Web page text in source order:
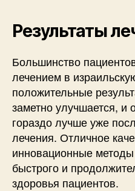
Результаты
Большинство
лечением в
положительные
заметно улучшается, и
гораздо лучше уже
лечения. Отличное
инновационные
быстрого и
здоровья пациентов.